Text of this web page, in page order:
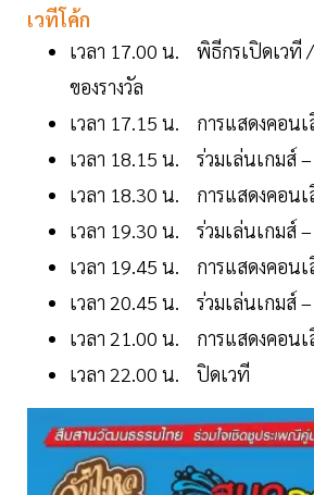
เวทีโค้ก
เวลา 17.00 น. พิธีกรเปิดเวที /
ของรางวัล
เวลา 17.15 น. การแสดงคอนเ
เวลา 18.15 น. ร่วมเล่นเกมส์ –
เวลา 18.30 น. การแสดงคอน
เวลา 19.30 น. ร่วมเล่นเกมส์ –
เวลา 19.45 น. การแสดงคอนเ
เวลา 20.45 น. ร่วมเล่นเกมส์ –
เวลา 21.00 น. การแสดงคอนเ
เวลา 22.00 น. ปิดเวที